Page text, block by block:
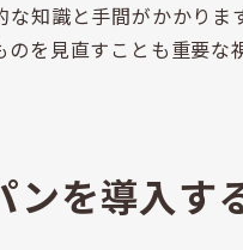
知識と手間がかかりま
を見直すことも重要な
を導入す